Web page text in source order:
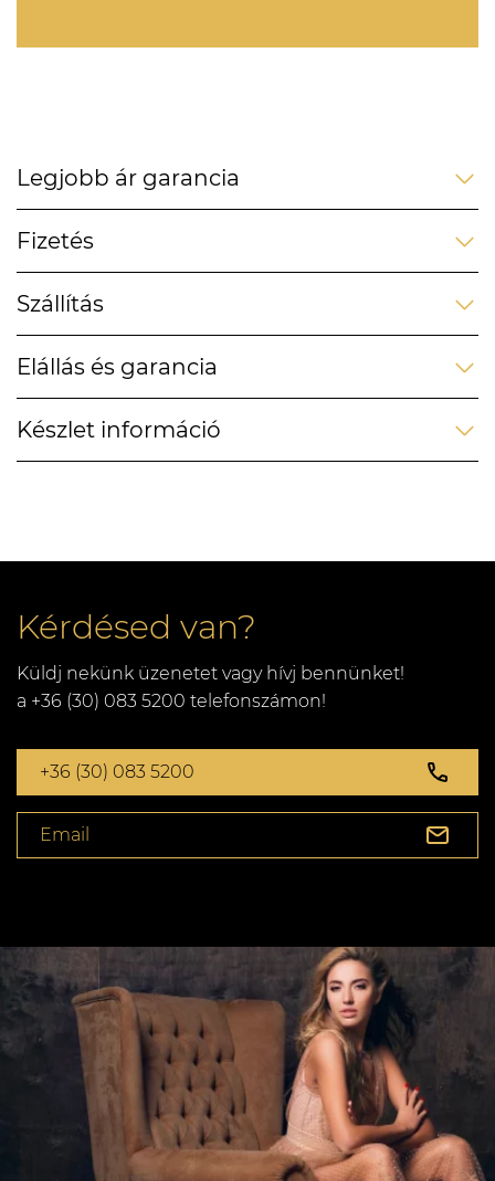
Legjobb ár garancia
Fizetés
Szállítás
Elállás és garancia
Készlet információ
Kérdésed van?
Küldj nekünk üzenetet vagy hívj bennünket!
a +36 (30) 083 5200 telefonszámon!
+36 (30) 083 5200
Email